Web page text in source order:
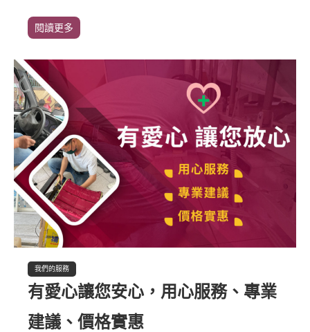
閱讀更多
我們的服務
有愛心讓您安心，用心服務、專業
建議、價格實惠